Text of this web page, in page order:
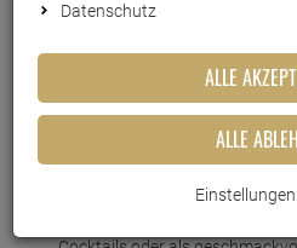
Gut & Günstig
500ml
Artikel-Nummer:10017440
Datenschutz
ALLE
ALLE